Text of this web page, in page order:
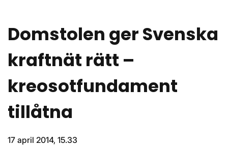
Domstolen ger Svenska
kraftnät rätt –
kreosotfundament
tillåtna
17 april 2014, 15.33